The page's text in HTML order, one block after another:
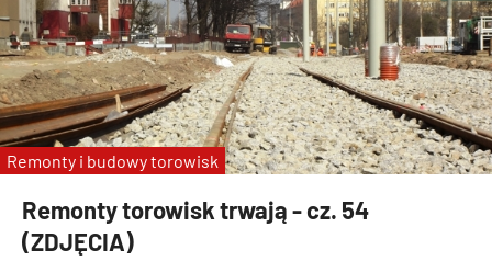
Remonty torowisk trwają - cz. 54
(ZDJĘCIA)
Remonty i budowy torowisk